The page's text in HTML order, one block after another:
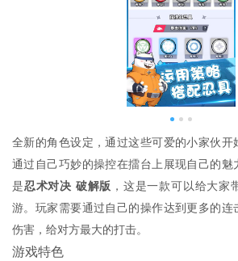
全新的角色设定，通过这些可爱的小家伙开
通过自己巧妙的操控在擂台上展现自己的魅
是忍术对决 破解版 ，这是一款可以给大
游。玩家需要通过自己的操作达到更多的
伤害，给对方最大的打击。
游戏特色